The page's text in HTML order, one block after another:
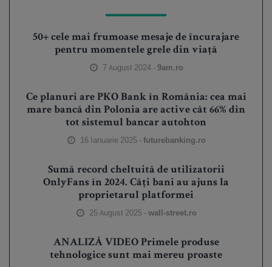
50+ cele mai frumoase mesaje de încurajare
pentru momentele grele din viață
7 August 2024 -9am.ro
Ce planuri are PKO Bank în România: cea mai
mare bancă din Polonia are active cât 66% din
tot sistemul bancar autohton
16 Ianuarie 2025 -futurebanking.ro
Sumă record cheltuită de utilizatorii
OnlyFans în 2024. Câți bani au ajuns la
proprietarul platformei
25 August 2025 -wall-street.ro
ANALIZĂ VIDEO Primele produse
tehnologice sunt mai mereu proaste